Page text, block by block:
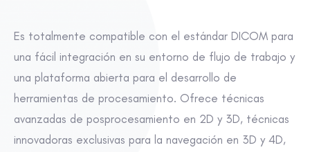
Es totalmente compatible con el estándar DICOM para
una fácil integración en su entorno de flujo de trabajo y
una plataforma abierta para el desarrollo de
herramientas de procesamiento. Ofrece técnicas
avanzadas de posprocesamiento en 2D y 3D, técnicas
innovadoras exclusivas para la navegación en 3D y 4D,